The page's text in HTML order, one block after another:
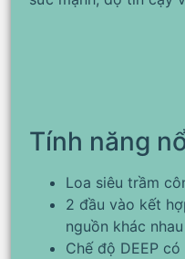
Tính năng
Loa siêu trầm
2 đầu vào kết
nguồn khác nhau
Chế độ DEEP